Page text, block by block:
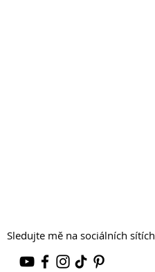
Sledujte mě na sociálních sítích